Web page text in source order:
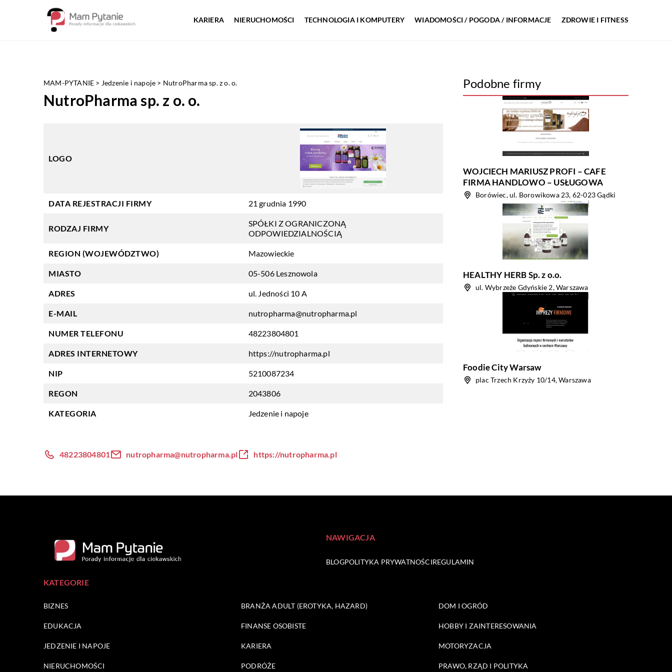
KARIERA NIERUCHOMOŚCI TECHNOLOGIA I KOMPUTERY WIADOMOŚCI / POGODA / INFORMACJE ZDROWIE I FITNESS
MAM-PYTANIE > Jedzenie i napoje > NutroPharma sp. z o. o.
NutroPharma sp. z o. o.
LOGO
DATA REJESTRACJI FIRMY 21 grudnia 1990
RODZAJ FIRMY
SPÓŁKI Z OGRANICZONĄ
ODPOWIEDZIALNOŚCIĄ
REGION (WOJEWÓDZTWO) Mazowieckie
MIASTO 05-506 Lesznowola
ADRES ul. Jedności 10 A
E-MAIL nutropharma@nutropharma.pl
NUMER TELEFONU 48223804801
ADRES INTERNETOWY https://nutropharma.pl
NIP 5210087234
REGON 2043806
KATEGORIA Jedzenie i napoje
Podobne firmy
WOJCIECH MARIUSZ PROFI – CAFE
FIRMA HANDLOWO – USŁUGOWA
Borówiec, ul. Borowikowa 23, 62-023 Gądki
HEALTHY HERB Sp. z o.o.
ul. Wybrzeże Gdyńskie 2, Warszawa
Foodie City Warsaw
plac Trzech Krzyży 10/14, Warszawa
48223804801 nutropharma@nutropharma.pl https://nutropharma.pl
NAWIGACJA
BLOGPOLITYKA PRYWATNOŚCIREGULAMIN
KATEGORIE
BIZNES BRANŻA ADULT (EROTYKA, HAZARD) DOM I OGRÓD
EDUKACJA FINANSE OSOBISTE HOBBY I ZAINTERESOWANIA
JEDZENIE I NAPOJE KARIERA MOTORYZACJA
NIERUCHOMOŚCI PODRÓŻE PRAWO, RZĄD I POLITYKA